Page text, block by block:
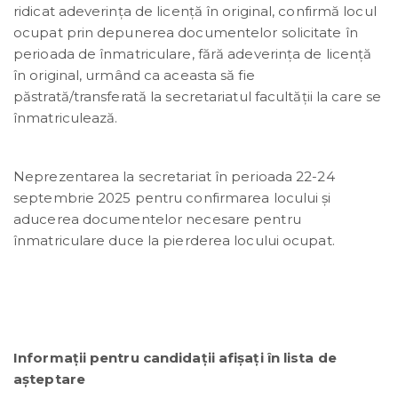
ridicat adeverința de licență în original, confirmă locul
ocupat prin depunerea documentelor solicitate în
perioada de înmatriculare, fără adeverința de licență
în original, urmând ca aceasta să fie
păstrată/transferată la secretariatul facultății la care se
înmatriculează.
Neprezentarea la secretariat în perioada 22-24
septembrie 2025 pentru confirmarea locului și
aducerea documentelor necesare pentru
înmatriculare duce la pierderea locului ocupat.
Informații pentru candidații afișați în lista de
așteptare